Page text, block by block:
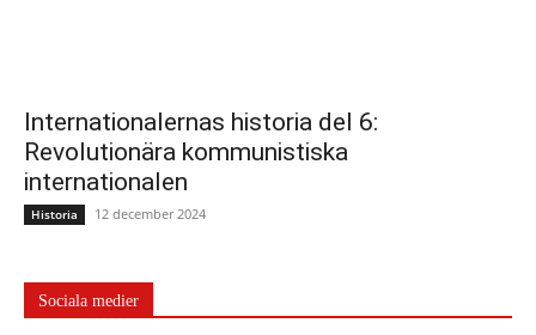
Internationalernas historia del 6:
Revolutionära kommunistiska
internationalen
Historia 12 december 2024
Sociala medier